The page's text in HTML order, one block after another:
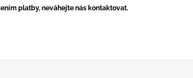
platby, neváhejte nás kontaktovat.